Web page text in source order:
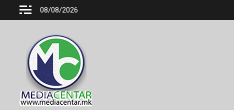
08/08/2026